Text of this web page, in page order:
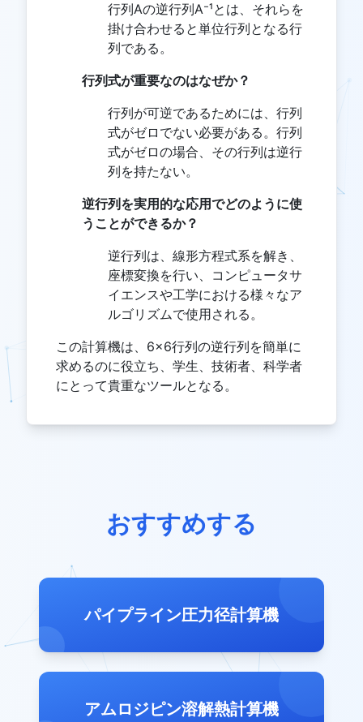
行列Aの逆行列A⁻¹とは、それらを
掛け合わせると単位行列となる行
列である。
行列式が重要なのはなぜか？
行列が可逆であるためには、行列
式がゼロでない必要がある。行列
式がゼロの場合、その行列は逆行
列を持たない。
逆行列を実用的な応用でどのように使
うことができるか？
逆行列は、線形方程式系を解き、
座標変換を行い、コンピュータサ
イエンスや工学における様々なア
ルゴリズムで使用される。
この計算機は、6×6行列の逆行列を簡単に
求めるのに役立ち、学生、技術者、科学者
にとって貴重なツールとなる。
おすすめする
パイプライン圧力径計算機
アムロジピン溶解熱計算機